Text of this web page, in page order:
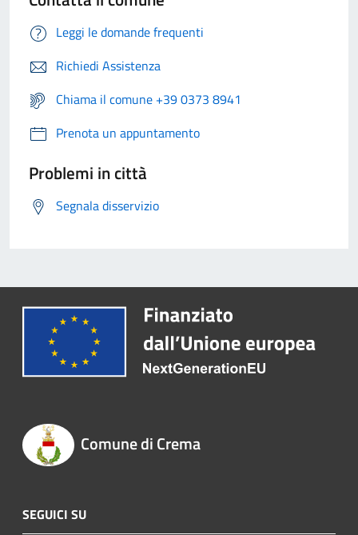
Leggi le domande frequenti
Richiedi Assistenza
Chiama il comune +39 0373 8941
Prenota un appuntamento
Problemi in città
Segnala disservizio
Comune di Crema
SEGUICI SU